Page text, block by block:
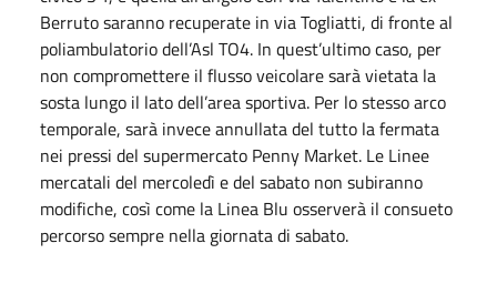
Berruto saranno recuperate in via Togliatti, di fronte al
poliambulatorio dell’Asl TO4. In quest’ultimo caso, per
non compromettere il flusso veicolare sarà vietata la
sosta lungo il lato dell’area sportiva. Per lo stesso arco
temporale, sarà invece annullata del tutto la fermata
nei pressi del supermercato Penny Market. Le Linee
mercatali del mercoledì e del sabato non subiranno
modifiche, così come la Linea Blu osserverà il consueto
percorso sempre nella giornata di sabato.